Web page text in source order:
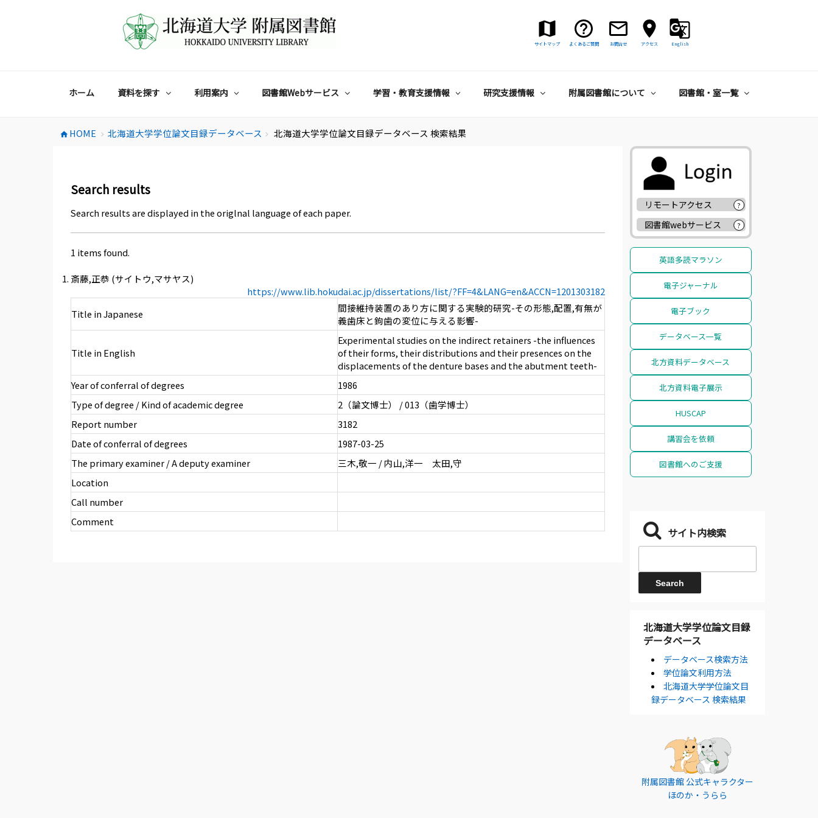
サイトマップ よくあるご質問 お問合せ アクセス English
ホーム 資料を探す 利用案内 図書館Webサービス 学習・教育支援情報 研究支援情報 附属図書館について 図書館・室一覧
home HOME chevron_right 北海道大学学位論文目録データベース chevron_right 北海道大学学位論文目録データベース 検索結果
Search results
Search results are displayed in the origlnal language of each paper.
1 items found.
斎藤,正恭 (サイトウ,マサヤス)
https://www.lib.hokudai.ac.jp/dissertations/list/?FF=4&LANG=en&ACCN=1201303182
Title in Japanese
間接維持装置のあり方に関する実験的研究-その形態,配置,有無が
義歯床と鉤歯の変位に与える影響-
Title in English
Experimental studies on the indirect retainers -the influences
of their forms, their distributions and their presences on the
displacements of the denture bases and the abutment teeth-
Year of conferral of degrees
1986
Type of degree / Kind of academic degree
2（論文博士） / 013（歯学博士）
Report number
3182
Date of conferral of degrees
1987-03-25
The primary examiner / A deputy examiner
三木,敬一 / 内山,洋一 太田,守
Location
Call number
Comment
リモートアクセス ?
図書館webサービス ?
英語多読マラソン
電子ジャーナル
電子ブック
データベース一覧
北方資料データベース
北方資料電子展示
HUSCAP
講習会を依頼
図書館へのご支援
サイト内検索
北海道大学学位論文目録
データベース
データベース検索方法
学位論文利用方法
北海道大学学位論文目
録データベース 検索結果
附属図書館 公式キャラクター
ほのか・うらら